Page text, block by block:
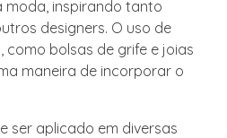
moda, inspirando tanto
designers. O uso de
bolsas de grife e joias
maneira de incorporar o
ser aplicado em diversas